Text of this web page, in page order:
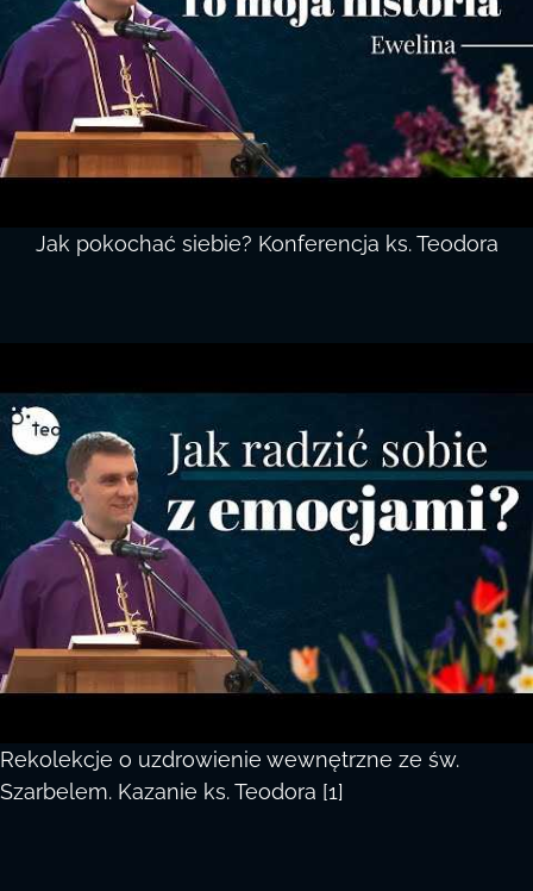
Jak pokochać siebie? Konferencja ks. Teodora
Rekolekcje o uzdrowienie wewnętrzne ze św.
Szarbelem. Kazanie ks. Teodora [1]